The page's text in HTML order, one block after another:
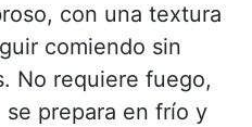
con una textura
comiendo sin
No requiere fuego,
prepara en frío y